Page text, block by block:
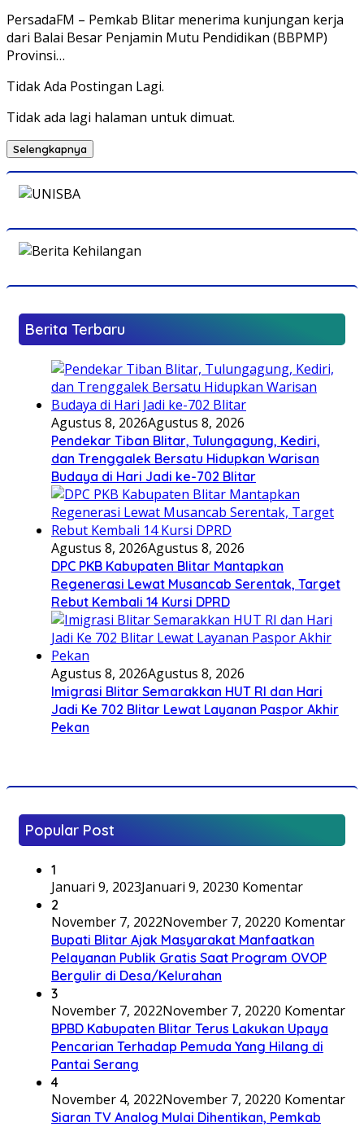
PersadaFM – Pemkab Blitar menerima kunjungan kerja
dari Balai Besar Penjamin Mutu Pendidikan (BBPMP)
Provinsi…
Tidak Ada Postingan Lagi.
Tidak ada lagi halaman untuk dimuat.
Selengkapnya
Berita Terbaru
Agustus 8, 2026Agustus 8, 2026
Pendekar Tiban Blitar, Tulungagung, Kediri,
dan Trenggalek Bersatu Hidupkan Warisan
Budaya di Hari Jadi ke-702 Blitar
Agustus 8, 2026Agustus 8, 2026
DPC PKB Kabupaten Blitar Mantapkan
Regenerasi Lewat Musancab Serentak, Target
Rebut Kembali 14 Kursi DPRD
Agustus 8, 2026Agustus 8, 2026
Imigrasi Blitar Semarakkan HUT RI dan Hari
Jadi Ke 702 Blitar Lewat Layanan Paspor Akhir
Pekan
Popular Post
1
Januari 9, 2023Januari 9, 20230 Komentar
2
November 7, 2022November 7, 20220 Komentar
Bupati Blitar Ajak Masyarakat Manfaatkan
Pelayanan Publik Gratis Saat Program OVOP
Bergulir di Desa/Kelurahan
3
November 7, 2022November 7, 20220 Komentar
BPBD Kabupaten Blitar Terus Lakukan Upaya
Pencarian Terhadap Pemuda Yang Hilang di
Pantai Serang
4
November 4, 2022November 7, 20220 Komentar
Siaran TV Analog Mulai Dihentikan, Pemkab